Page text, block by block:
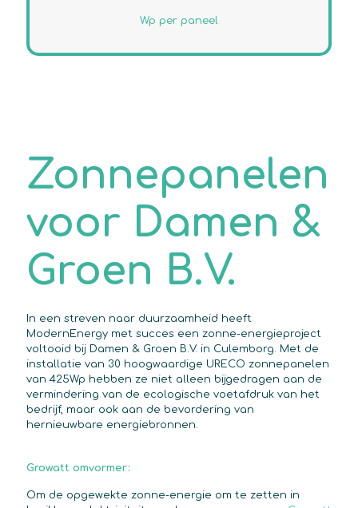
Wp per paneel
Zonnepanelen
voor Damen &
Groen B.V.
In een streven naar duurzaamheid heeft
ModernEnergy met succes een zonne-energieproject
voltooid bij Damen & Groen B.V. in Culemborg. Met de
installatie van 30 hoogwaardige URECO zonnepanelen
van 425Wp hebben ze niet alleen bijgedragen aan de
vermindering van de ecologische voetafdruk van het
bedrijf, maar ook aan de bevordering van
hernieuwbare energiebronnen.
Growatt omvormer:
Om de opgewekte zonne-energie om te zetten in